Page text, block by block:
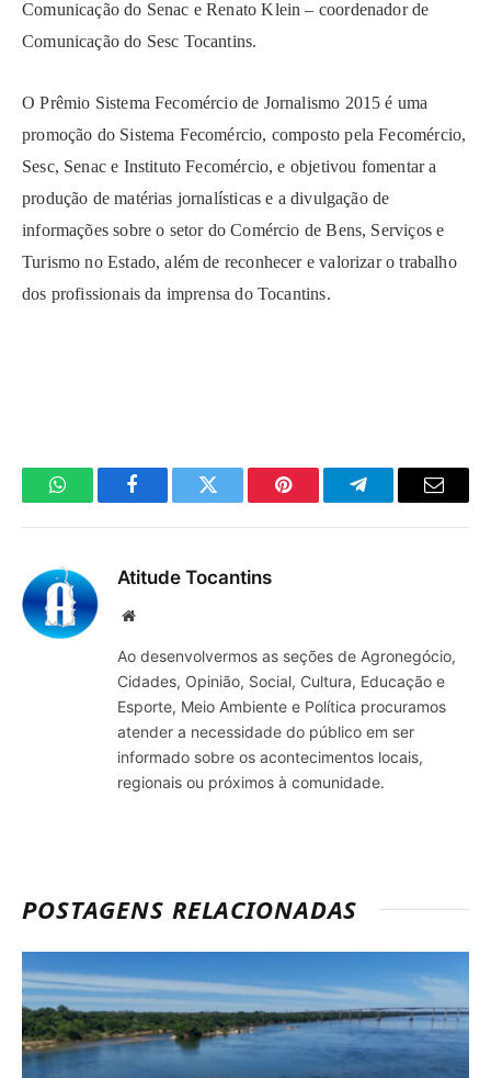
Comunicação do Senac e Renato Klein – coordenador de
Comunicação do Sesc Tocantins.
O Prêmio Sistema Fecomércio de Jornalismo 2015 é uma
promoção do Sistema Fecomércio, composto pela Fecomércio,
Sesc, Senac e Instituto Fecomércio, e objetivou fomentar a
produção de matérias jornalísticas e a divulgação de
informações sobre o setor do Comércio de Bens, Serviços e
Turismo no Estado, além de reconhecer e valorizar o trabalho
dos profissionais da imprensa do Tocantins.
WhatsAppFacebookTwitter Pinterest TelegramaE-
Atitude Tocantins
Site
Ao desenvolvermos as seções de Agronegócio,
Cidades, Opinião, Social, Cultura, Educação e
Esporte, Meio Ambiente e Política procuramos
atender a necessidade do público em ser
informado sobre os acontecimentos locais,
regionais ou próximos à comunidade.
POSTAGENS RELACIONADAS